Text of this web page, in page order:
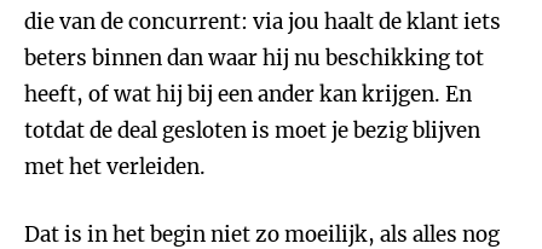
die van de concurrent: via jou haalt de klant iets
beters binnen dan waar hij nu beschikking tot
heeft, of wat hij bij een ander kan krijgen. En
totdat de deal gesloten is moet je bezig blijven
met het verleiden.
Dat is in het begin niet zo moeilijk, als alles nog